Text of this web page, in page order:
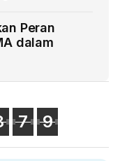
Peran
dalam
7 9